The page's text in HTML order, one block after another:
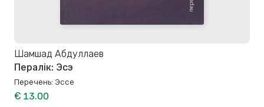
Шамшад Абдуллаев
Пералік: Эсэ
Перечень: Эссе
€ 13.00